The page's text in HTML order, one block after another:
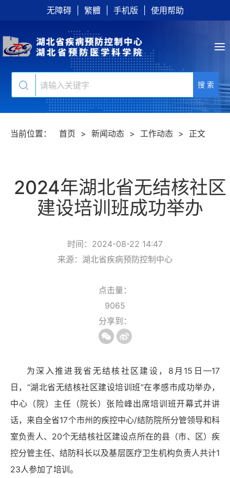
无障碍 繁體 手机版 使用帮助
搜 索
当前位置： 首页 > 新闻动态 > 工作动态 > 正文
2024年湖北省无结核社区
建设培训班成功举办
时间：2024-08-22 14:47
来源：湖北省疾病预防控制中心
点击量：
9065
分享到：
为深入推进我省无结核社区建设， 8 月 15 日—17
日，“湖北省无结核社区建设培训班”在孝感市成功举办，
中心（院）主任（院长）张险峰出席培训班开幕式并讲
话，来自全省17个市州的疾控中心/结防院所分管领导和科
室负责人、 20个无结核社区建设点所在的县（市、区）疾
控分管主任、结防科长以及基层医疗卫生机构负责人共计1
23人参加了培训。